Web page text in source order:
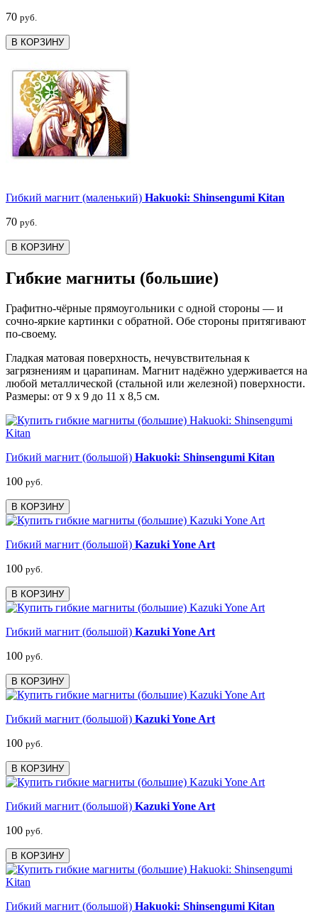
70 руб.
В КОРЗИНУ
Гибкий магнит (маленький) Hakuoki: Shinsengumi Kitan
70 руб.
В КОРЗИНУ
Гибкие магниты (большие)
Графитно-чёрные прямоугольники с одной стороны — и
сочно-яркие картинки с обратной. Обе стороны притягивают
по-своему.
Гладкая матовая поверхность, нечувствительная к
загрязнениям и царапинам. Магнит надёжно удерживается на
любой металлической (стальной или железной) поверхности.
Размеры: от 9 х 9 до 11 х 8,5 см.
Гибкий магнит (большой) Hakuoki: Shinsengumi Kitan
100 руб.
В КОРЗИНУ
Гибкий магнит (большой) Kazuki Yone Art
100 руб.
В КОРЗИНУ
Гибкий магнит (большой) Kazuki Yone Art
100 руб.
В КОРЗИНУ
Гибкий магнит (большой) Kazuki Yone Art
100 руб.
В КОРЗИНУ
Гибкий магнит (большой) Kazuki Yone Art
100 руб.
В КОРЗИНУ
Гибкий магнит (большой) Hakuoki: Shinsengumi Kitan